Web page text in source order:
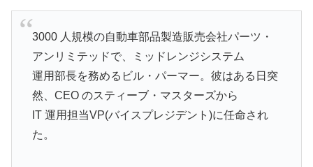
3000 人規模の自動車部品製造販売会社パーツ・
アンリミテッドで、ミッドレンジシステム
運用部長を務めるビル・パーマー。彼はある日突
然、CEO のスティーブ・マスターズから
IT 運用担当VP(バイスプレジデント)に任命され
た。